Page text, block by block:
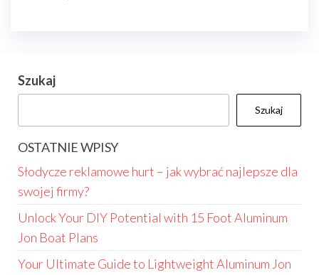
Szukaj
Szukaj
OSTATNIE WPISY
Słodycze reklamowe hurt – jak wybrać najlepsze dla
swojej firmy?
Unlock Your DIY Potential with 15 Foot Aluminum
Jon Boat Plans
Your Ultimate Guide to Lightweight Aluminum Jon